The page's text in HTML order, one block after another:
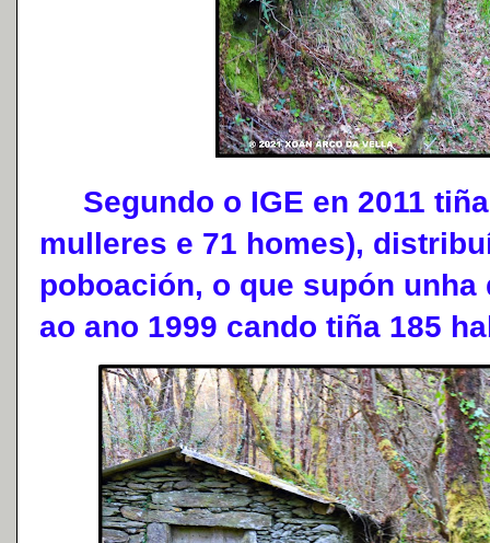
Segundo o IGE en 2011
mulleres e 71 homes),
poboación, o que supón
ao ano 1999 cando tiña 185